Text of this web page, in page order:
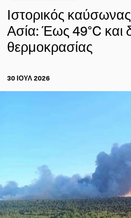
Ιστορικός
Ασία: Έως 49°C και
θερμοκρασίας
30 ΙΟΥΛ 2026